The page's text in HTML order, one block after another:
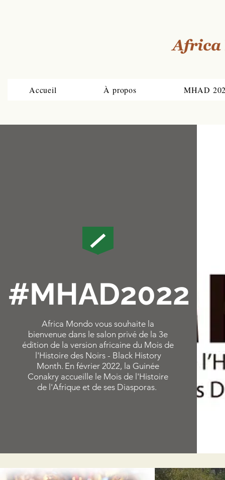
Accueil À propos MHAD
#MHAD2022
Africa Mondo vous souhaite la
bienvenue dans le salon privé de la 3e
édition de la version africaine du Mois de
l'Histoire des Noirs - Black History
Month. En février 2022, la Guinée
Conakry accueille le Mois de l'Histoire
de l'Afrique et de ses Diasporas.